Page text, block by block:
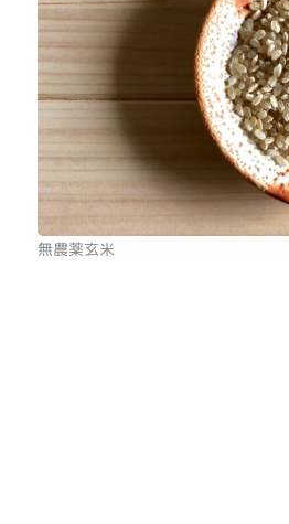
無農薬玄米